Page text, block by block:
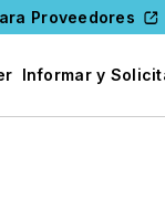
Proveedores
Informar y